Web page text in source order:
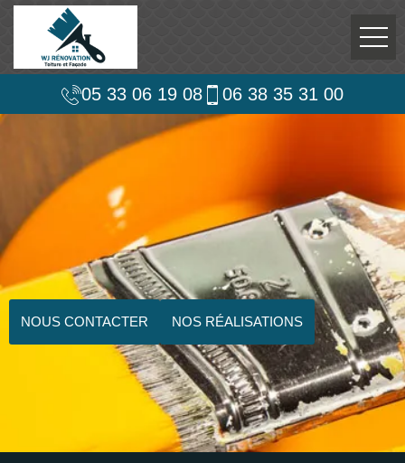
05 33 06 19 08 06 38 35 31 00
NOUS CONTACTER NOS RÉALISATIONS